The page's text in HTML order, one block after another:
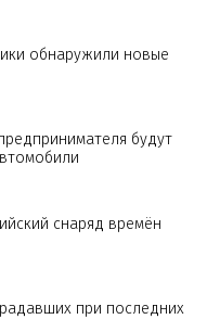
обнаружили новые
будут
снаряд времён
при последних